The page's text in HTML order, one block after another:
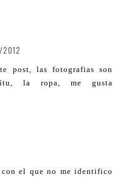
post, las fotografias son
la ropa, me gusta
el que no me identifico